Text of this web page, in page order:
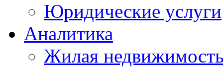
Юридические услуги
Аналитика
Жилая